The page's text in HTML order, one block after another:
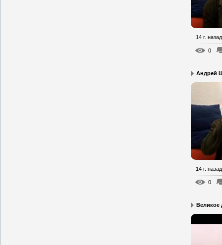
14 г. назад
0
Андрей
14 г. назад
0
Великое